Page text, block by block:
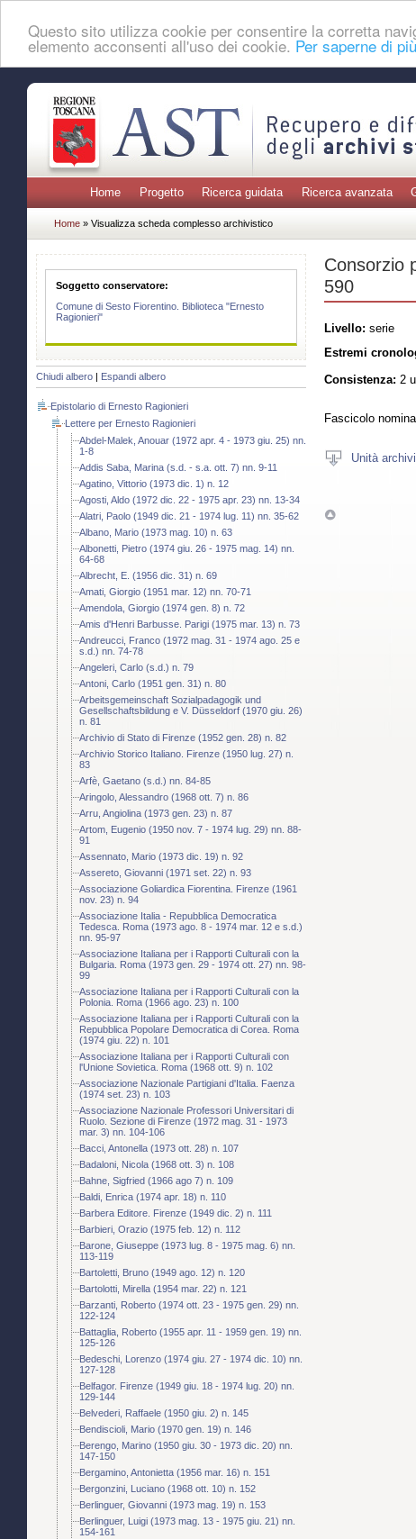
Questo sito utilizza cookie per consentire la corretta
elemento acconsenti all'uso dei cookie. Per saperne di
Home Progetto Ricerca guidata Ricerca avanzata
Home » Visualizza scheda complesso archivistico
Soggetto conservatore:
Comune di Sesto Fiorentino. Biblioteca "Ernesto
Ragionieri"
Chiudi albero Espandi albero
Epistolario di Ernesto Ragionieri
Lettere per Ernesto Ragionieri
Abdel-Malek, Anouar (1972 apr. 4 - 1973 giu. 25) nn.
1-8
Addis Saba, Marina (s.d. - s.a. ott. 7) nn. 9-11
Agatino, Vittorio (1973 dic. 1) n. 12
Agosti, Aldo (1972 dic. 22 - 1975 apr. 23) nn. 13-34
Alatri, Paolo (1949 dic. 21 - 1974 lug. 11) nn. 35-62
Albano, Mario (1973 mag. 10) n. 63
Albonetti, Pietro (1974 giu. 26 - 1975 mag. 14) nn.
64-68
Albrecht, E. (1956 dic. 31) n. 69
Amati, Giorgio (1951 mar. 12) nn. 70-71
Amendola, Giorgio (1974 gen. 8) n. 72
Amis d'Henri Barbusse. Parigi (1975 mar. 13) n. 73
Andreucci, Franco (1972 mag. 31 - 1974 ago. 25 e
s.d.) nn. 74-78
Angeleri, Carlo (s.d.) n. 79
Antoni, Carlo (1951 gen. 31) n. 80
Arbeitsgemeinschaft Sozialpadagogik und
Gesellschaftsbildung e V. Düsseldorf (1970 giu. 26)
n. 81
Archivio di Stato di Firenze (1952 gen. 28) n. 82
Archivio Storico Italiano. Firenze (1950 lug. 27) n.
83
Arfè, Gaetano (s.d.) nn. 84-85
Aringolo, Alessandro (1968 ott. 7) n. 86
Arru, Angiolina (1973 gen. 23) n. 87
Artom, Eugenio (1950 nov. 7 - 1974 lug. 29) nn. 88-
91
Assennato, Mario (1973 dic. 19) n. 92
Assereto, Giovanni (1971 set. 22) n. 93
Associazione Goliardica Fiorentina. Firenze (1961
nov. 23) n. 94
Associazione Italia - Repubblica Democratica
Tedesca. Roma (1973 ago. 8 - 1974 mar. 12 e s.d.)
nn. 95-97
Associazione Italiana per i Rapporti Culturali con la
Bulgaria. Roma (1973 gen. 29 - 1974 ott. 27) nn. 98-
99
Associazione Italiana per i Rapporti Culturali con la
Polonia. Roma (1966 ago. 23) n. 100
Associazione Italiana per i Rapporti Culturali con la
Repubblica Popolare Democratica di Corea. Roma
(1974 giu. 22) n. 101
Associazione Italiana per i Rapporti Culturali con
l'Unione Sovietica. Roma (1968 ott. 9) n. 102
Associazione Nazionale Partigiani d'Italia. Faenza
(1974 set. 23) n. 103
Associazione Nazionale Professori Universitari di
Ruolo. Sezione di Firenze (1972 mag. 31 - 1973
mar. 3) nn. 104-106
Bacci, Antonella (1973 ott. 28) n. 107
Badaloni, Nicola (1968 ott. 3) n. 108
Bahne, Sigfried (1966 ago 7) n. 109
Baldi, Enrica (1974 apr. 18) n. 110
Barbera Editore. Firenze (1949 dic. 2) n. 111
Barbieri, Orazio (1975 feb. 12) n. 112
Barone, Giuseppe (1973 lug. 8 - 1975 mag. 6) nn.
113-119
Bartoletti, Bruno (1949 ago. 12) n. 120
Bartolotti, Mirella (1954 mar. 22) n. 121
Barzanti, Roberto (1974 ott. 23 - 1975 gen. 29) nn.
122-124
Battaglia, Roberto (1955 apr. 11 - 1959 gen. 19) nn.
125-126
Bedeschi, Lorenzo (1974 giu. 27 - 1974 dic. 10) nn.
127-128
Belfagor. Firenze (1949 giu. 18 - 1974 lug. 20) nn.
129-144
Belvederi, Raffaele (1950 giu. 2) n. 145
Bendiscioli, Mario (1970 gen. 19) n. 146
Berengo, Marino (1950 giu. 30 - 1973 dic. 20) nn.
147-150
Bergamino, Antonietta (1956 mar. 16) n. 151
Bergonzini, Luciano (1968 ott. 10) n. 152
Berlinguer, Giovanni (1973 mag. 19) n. 153
Berlinguer, Luigi (1973 mag. 13 - 1975 giu. 21) nn.
154-161
Consorzio
590
Livello: serie
Estremi
Consistenza: 2
Fascicolo
Unità